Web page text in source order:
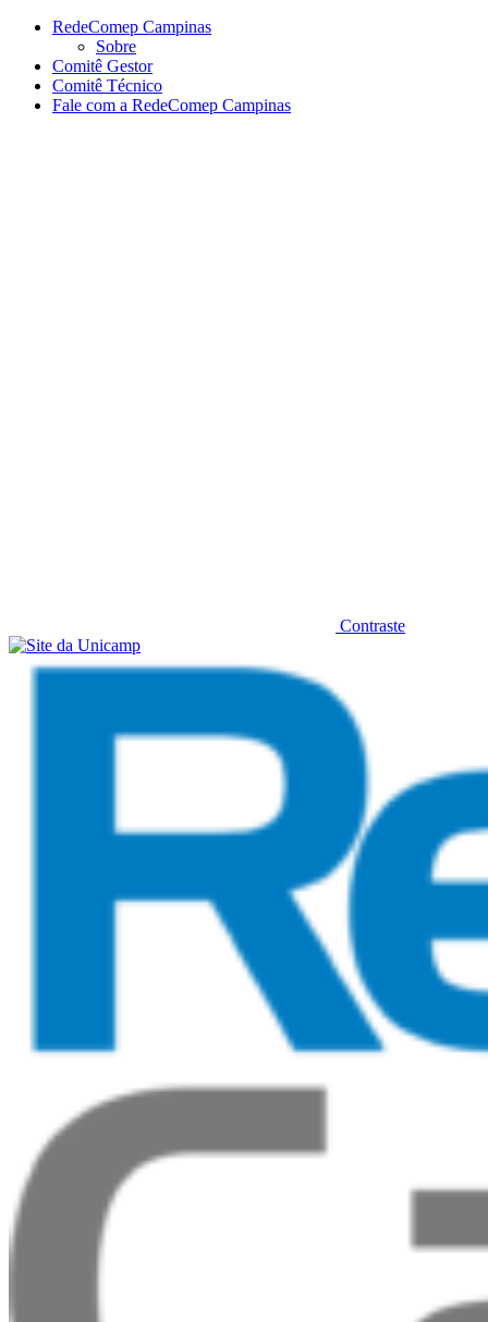
Conteúdo principal Menu principal
RedeComep Campinas
Sobre
Comitê Gestor
Comitê Técnico
Fale com a RedeComep Campinas
Contraste